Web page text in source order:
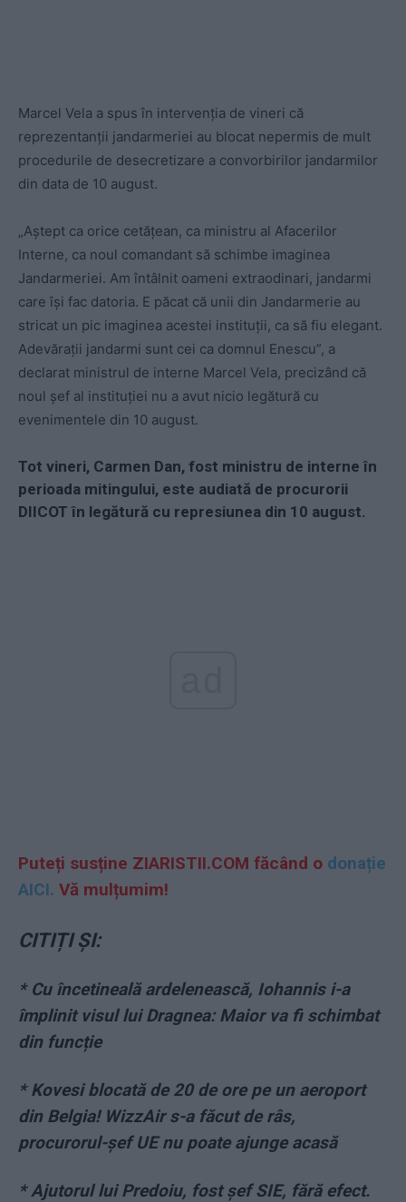
Marcel Vela a spus în intervenția de vineri că
reprezentanții jandarmeriei au blocat nepermis de mult
procedurile de desecretizare a convorbirilor jandarmilor
din data de 10 august.
„Aștept ca orice cetățean, ca ministru al Afacerilor
Interne, ca noul comandant să schimbe imaginea
Jandarmeriei. Am întâlnit oameni extraodinari, jandarmi
care își fac datoria. E păcat că unii din Jandarmerie au
stricat un pic imaginea acestei instituții, ca să fiu elegant.
Adevărații jandarmi sunt cei ca domnul Enescu”, a
declarat ministrul de interne Marcel Vela, precizând că
noul șef al instituției nu a avut nicio legătură cu
evenimentele din 10 august.
Tot vineri, Carmen Dan, fost ministru de interne în
perioada mitingului, este audiată de procurorii
DIICOT în legătură cu represiunea din 10 august.
Puteți susține ZIARISTII.COM făcând o donație
AICI. Vă mulțumim!
CITIȚI ȘI:
* Cu încetineală ardelenească, Iohannis i-a
împlinit visul lui Dragnea: Maior va fi schimbat
din funcție
* Kovesi blocată de 20 de ore pe un aeroport
din Belgia! WizzAir s-a făcut de râs,
procurorul-șef UE nu poate ajunge acasă
* Ajutorul lui Predoiu, fost șef SIE, fără efect.